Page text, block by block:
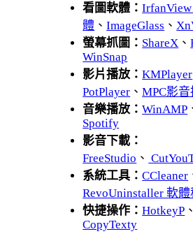
看圖軟體：
體 、ImageGlass 、
螢幕抓圖： ShareX 、
WinSnap
影片播放：KMPlayer
PotPlayer 、MPC影
音樂播放：WinAMP
Spotify
影音下載：
FreeStudio 、
系統工具：CCleaner
RevoUninstaller 軟
快捷操作：HotkeyP
CopyTexty